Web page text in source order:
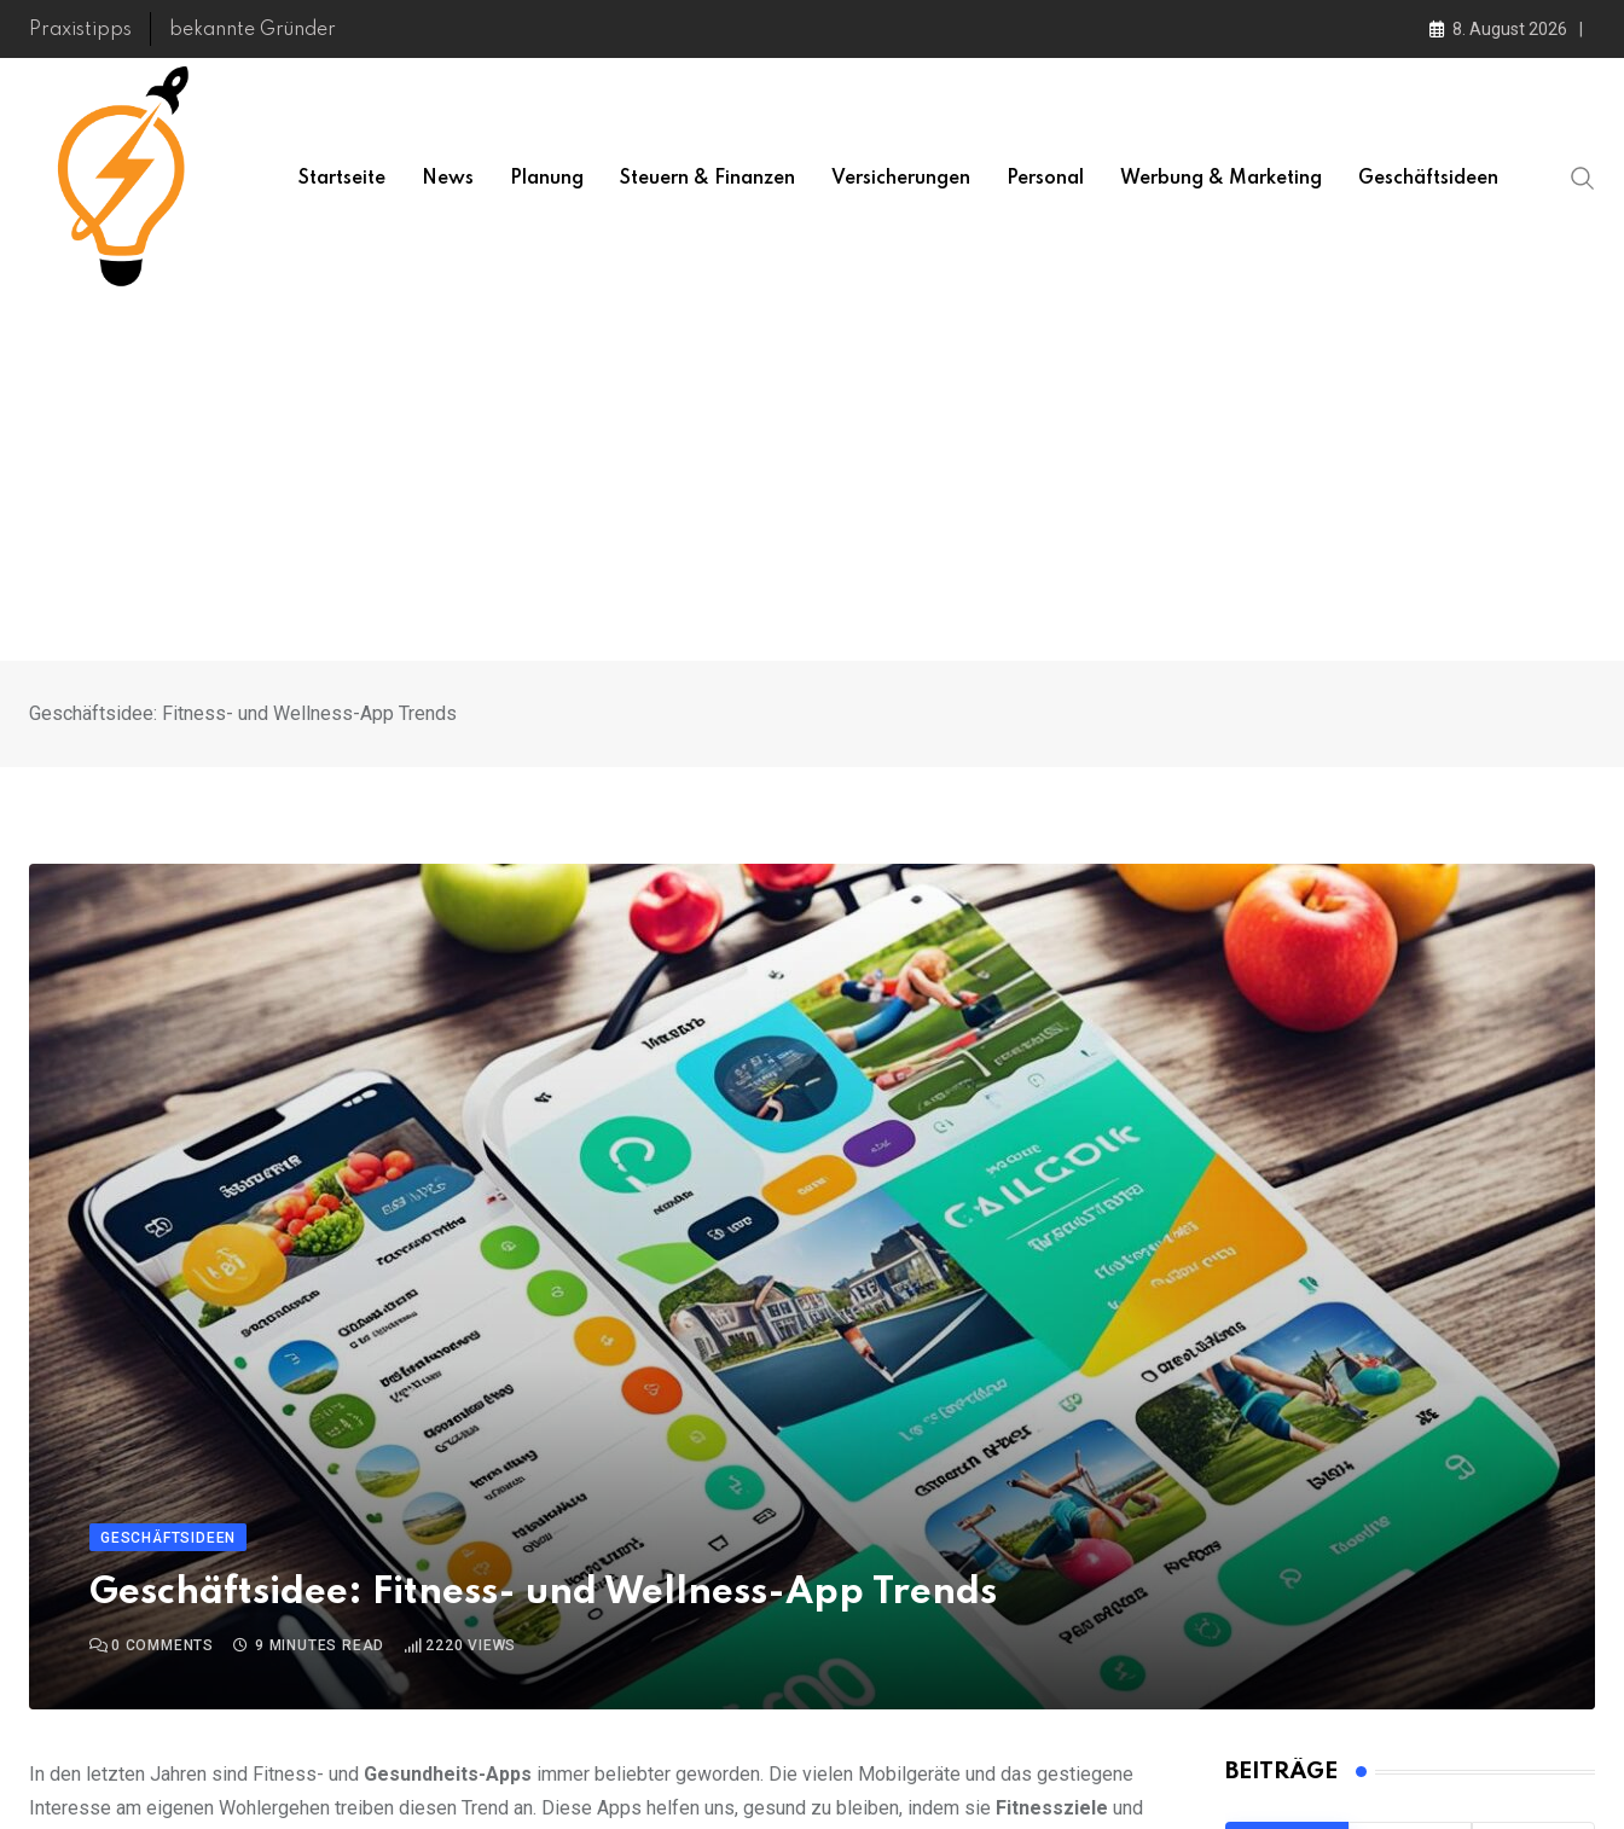
Skip
Praxistipps bekannte Gründer 8. August 2026
Startseite News Planung Steuern & Finanzen Versicherungen Personal Werbung & Marketing Geschäftsideen
Geschäftsidee: Fitness- und Wellness-App Trends
GESCHÄFTSIDEEN
Geschäftsidee: Fitness- und Wellness-App Trends
0 COMMENTS 9 MINUTES READ 2220VIEWS
In den letzten Jahren sind Fitness- und Gesundheits-Apps immer beliebter geworden. Die vielen Mobilgeräte und das gestiegene
Interesse am eigenen Wohlergehen treiben diesen Trend an. Diese Apps helfen uns, gesund zu bleiben, indem sie Fitnessziele und
BEITRÄGE